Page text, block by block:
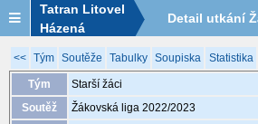
Tatran Litovel
Házená
Detail utkání
2022/2023,
<< Tým Soutěže Tabulky Soupiska Statistika
Tým
Starší žáci
Soutěž
Žákovská liga 2022/2023